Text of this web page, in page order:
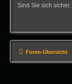
Sind Sie sich
Foren-Übersicht